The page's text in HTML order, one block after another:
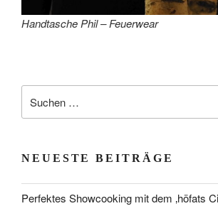
Handtasche Phil – Feuerwear
nach:
NEUESTE BEITRÄGE
Perfektes Showcooking mit dem ‚höfats